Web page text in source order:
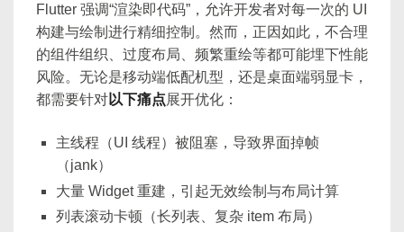
Flutter 强调“渲染即代码”，允许开发者对每一次的 UI
构建与绘制进行精细控制。然而，正因如此，不合理
的组件组织、过度布局、频繁重绘等都可能埋下性能
风险。无论是移动端低配机型，还是桌面端弱显卡，
都需要针对以下痛点展开优化：
主线程（UI 线程）被阻塞，导致界面掉帧
（jank）
大量 Widget 重建，引起无效绘制与布局计算
列表滚动卡顿（长列表、复杂 item 布局）